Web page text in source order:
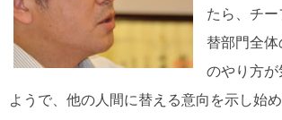
たら、チ
替部門全体
のやり方が
ようで、他の人間に替える意向を示し始め